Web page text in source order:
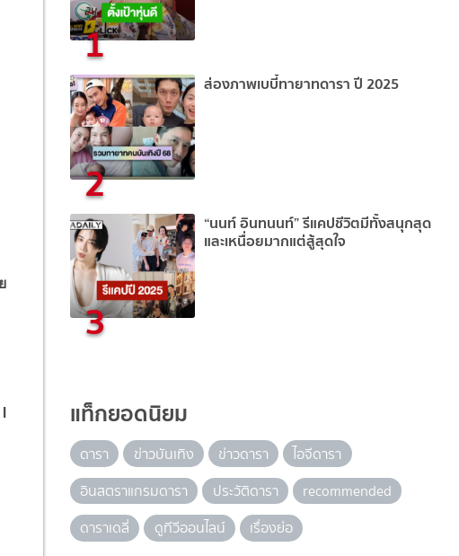
1
2
ส่องภาพเบบี๋ทายาทดารา ปี 2025
3
“นนท์ อินทนนท์” รีแคปชีวิตมีทั้งสนุกสุด
และเหนื่อยมากแต่สู้สุดใจ
แท็กยอดนิยม
ดารา ข่าวบันเทิง ข่าวดารา
ไอจีดารา
อินสตราแกรมดารา
ประวัติดารา
recommended
ดาราเดลี่
ดูทีวีออนไลน์ เรื่องย่อ